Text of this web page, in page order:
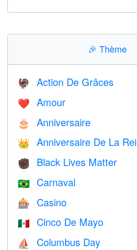
🎉 Thème
🦃 Action De Grâces
❤️️ Amour
🎂 Anniversaire
👑 Anniversaire De La
✊🏿 Black Lives Matter
🇧🇷 Carnaval
🎰 Casino
🇲🇽 Cinco De Mayo
⛵️ Columbus Day